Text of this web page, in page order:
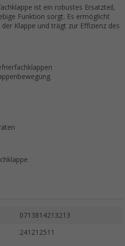
ist ein robustes Ersatzteil,
Funktion sorgt. Es ermöglicht
Klappe und trägt zur Effizienz des
0713814213213
241212511